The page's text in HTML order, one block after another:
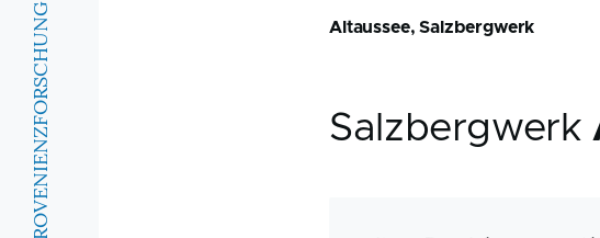
Altaussee, Salzbergwerk
Salzbergwerk